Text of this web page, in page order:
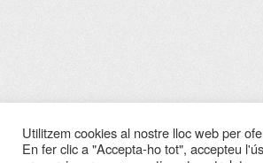
Utilitzem cookies al nostre lloc web per
En fer clic a "Accepta-ho tot", accepteu